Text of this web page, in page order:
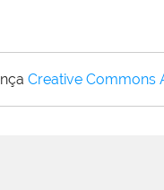
Creative Commons